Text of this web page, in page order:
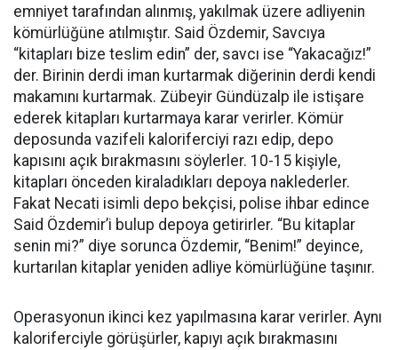
emniyet tarafından alınmış, yakılmak üzere adliyenin
kömürlüğüne atılmıştır. Said Özdemir, Savcıya
“kitapları bize teslim edin” der, savcı ise “Yakacağız!”
der. Birinin derdi iman kurtarmak diğerinin derdi kendi
makamını kurtarmak. Zübeyir Gündüzalp ile istişare
ederek kitapları kurtarmaya karar verirler. Kömür
deposunda vazifeli kaloriferciyi razı edip, depo
kapısını açık bırakmasını söylerler. 10-15 kişiyle,
kitapları önceden kiraladıkları depoya naklederler.
Fakat Necati isimli depo bekçisi, polise ihbar edince
Said Özdemir’i bulup depoya getirirler. “Bu kitaplar
senin mi?” diye sorunca Özdemir, “Benim!” deyince,
kurtarılan kitaplar yeniden adliye kömürlüğüne taşınır.
Operasyonun ikinci kez yapılmasına karar verirler. Aynı
kaloriferciyle görüşürler, kapıyı açık bırakmasını